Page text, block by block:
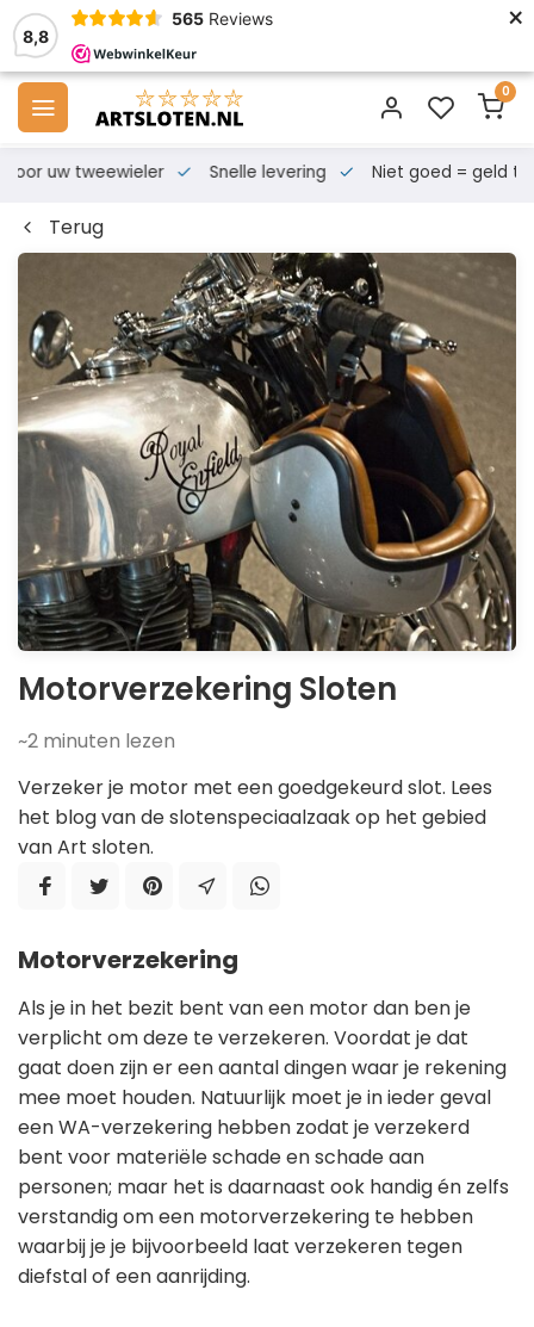
8,8
565 Reviews ×
0
voor uw tweewieler Snelle levering Niet goed = geld
Terug
Motorverzekering Sloten
~2 minuten lezen
Verzeker je motor met een goedgekeurd slot. Lees
het blog van de slotenspeciaalzaak op het gebied
van Art sloten.
Motorverzekering
Als je in het bezit bent van een motor dan ben je
verplicht om deze te verzekeren. Voordat je dat
gaat doen zijn er een aantal dingen waar je rekening
mee moet houden. Natuurlijk moet je in ieder geval
een WA-verzekering hebben zodat je verzekerd
bent voor materiële schade en schade aan
personen; maar het is daarnaast ook handig én zelfs
verstandig om een motorverzekering te hebben
waarbij je je bijvoorbeeld laat verzekeren tegen
diefstal of een aanrijding.